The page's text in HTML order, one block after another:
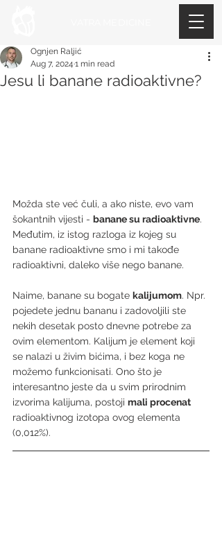
Jesu li banane radioaktivne?
Ognjen Raljić
Aug 7, 2024 1 min read
Možda ste već čuli, a ako niste, evo vam
šokantnih vijesti - banane su radioaktivne.
Međutim, iz istog razloga iz kojeg su
banane radioaktivne smo i mi takođe
radioaktivni, daleko više nego banane.
Naime, banane su bogate kalijumom. Npr.
pojedete jednu bananu i zadovoljili ste
nekih desetak posto dnevne potrebe za
ovim elementom. Kalijum je element koji
se nalazi u živim bićima, i bez koga ne
možemo funkcionisati. Ono što je
interesantno jeste da u svim prirodnim
izvorima kalijuma, postoji mali procenat
radioaktivnog izotopa ovog elementa
(0,012%).